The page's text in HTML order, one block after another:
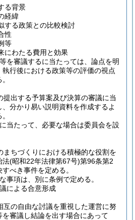
る背景
経緯
する政策との比較検討
性
等
にわたる費用と効果
を審議するに当たっては、論点を明
執行後における政策等の評価の視点
提出する予算案及び決算の審議に当
分かり易い説明資料を作成するよ
当たって、必要な場合は委員会を設
まちづくりにおける積極的な役割を
法(昭和22年法律第67号)第96条第2
べき事件を定める。
事項は、別に条例で定める。
による合意形成
互の自由な討議を重視した運営に努
審議し結論を出す場合にあって